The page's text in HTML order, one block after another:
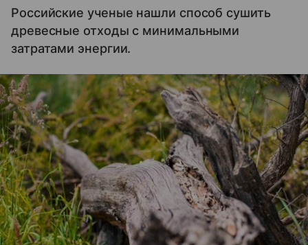
Российские ученые нашли способ сушить
древесные отходы с минимальными
затратами энергии.